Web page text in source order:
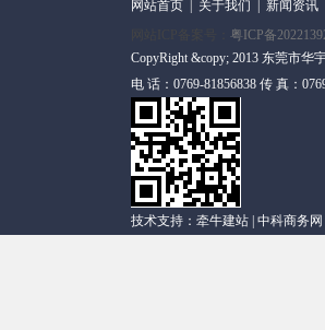
网站首页 | 关于我们 | 新闻资讯
粤ICP备
CopyRight &copy; 2013 东莞市
电 话：0769-81856838 传 真：
技术支持： 牵牛建站 | 中科商务网